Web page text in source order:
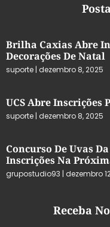
Brilha Caxias Abre
Decorações De Natal
suporte dezembro 8, 2025
UCS Abre Inscrições
suporte dezembro 8, 2025
Concurso De Uvas
Inscrições Na
grupostudio93 dezembro
Receba